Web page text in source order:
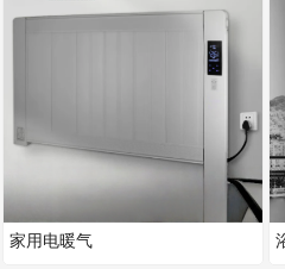
家用电暖气